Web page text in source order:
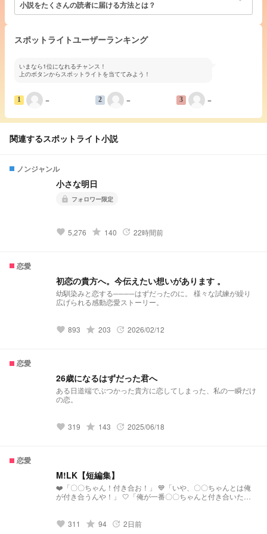
小説をたくさんの読者に届ける方法とは？
スポットライトユーザーランキング
いまなら1位になれるチャンス！
上のボタンからスポットライトを当ててみよう！
1 − 2 − 3 −
関連するスポットライト小説
ノンジャンル
小さな明日
lock フォロワー限定
favorite 5,276 grade 140 update 22時間前
恋愛
初恋の貴方へ。今伝えたい想いがあります 。
幼馴染みと恋する────はずだったのに。 様々な試練が繰り
広げられる感動恋愛ストーリー。
favorite 893 grade 203 update 2026/02/12
恋愛
26歳になるはずだった君へ
ある日道端でぶつかった貴方に恋してしまった、私の一瞬だけ
の恋。
favorite 319 grade 143 update 2025/06/18
恋愛
M!LK【短編集】
❤️「〇〇ちゃん！付き合お！」 💙「いや、〇〇ちゃんとは俺
が付き合うんや！」 🤍「俺が一番〇〇ちゃんと付き合いたい
…』 ⚠実際にいる人物の夢小説を書いたことがないので、解釈
favorite 311 grade 94 update 2日前